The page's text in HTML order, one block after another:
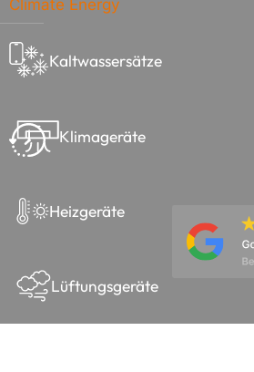
Kaltwassersätze
Klimageräte
Heizgeräte
Lüftungsgeräte